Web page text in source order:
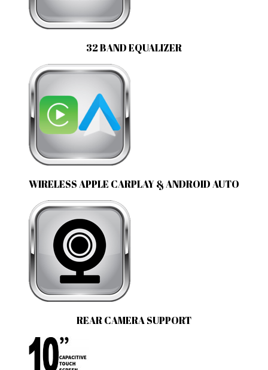
32 BAND EQUALIZER
WIRELESS APPLE CARPLAY & ANDROID AUTO
REAR CAMERA SUPPORT